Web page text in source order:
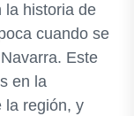
la historia de
cuando se
Este
en la
la región, y